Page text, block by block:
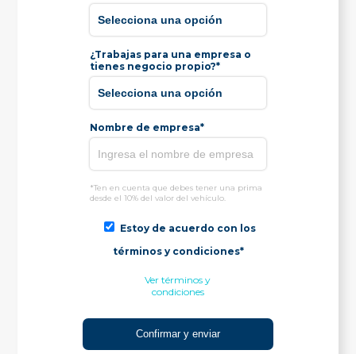
¿Trabajas para una empresa o
tienes negocio propio?*
Nombre de empresa*
*Ten en cuenta que debes tener una prima
desde el 10% del valor del vehículo.
Estoy de acuerdo con los
términos y condiciones*
Ver términos y
condiciones